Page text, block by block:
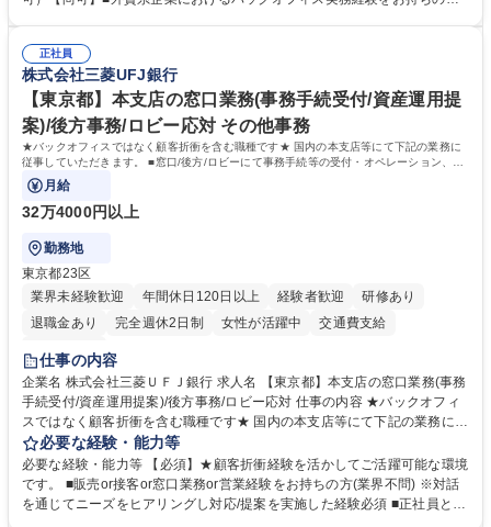
業務をお任せします。残業も基本的には発生せず、ご自身のペースで業務
を進めやすく定着率の高い環境です。 募集職種 東京【経理・総務】週1日
出社程度のリモート中心/残業基本無/独立系ファーム
【働き方について】現在は週4日程度の在宅勤務を実施しており、ワーク
ライフバランスを重視する方に最適な環境です（フルリモートも面接で相
談可）。【求める人物像】幅広いバックオフィス業務に柔軟に対応でき、
社内外と円滑にコミュニケーションを取りながら業務を推進できる方 学
歴・資格 学歴：大学院 大学 高専 短大 専修学校 高校 語学力： 資格：
正社員
株式会社三菱UFJ銀行
【東京都】本支店の窓口業務(事務手続受付/資産運用提
案)/後方事務/ロビー応対 その他事務
★バックオフィスではなく顧客折衝を含む職種です★ 国内の本支店等にて下記の業務に
従事していただきます。 ■窓口/後方/ロビーにて事務手続等の受付・オペレーション、お
客様対応
月給
32万4000円以上
勤務地
東京都23区
業界未経験歓迎
年間休日120日以上 経験者歓迎
研修あり
退職金あり
完全週休2日制 女性が活躍中
交通費支給
土日祝休み
仕事の内容
企業名 株式会社三菱ＵＦＪ銀行 求人名 【東京都】本支店の窓口業務(事務
手続受付/資産運用提案)/後方事務/ロビー応対 仕事の内容 ★バックオフィ
スではなく顧客折衝を含む職種です★ 国内の本支店等にて下記の業務に従
事していただきます。 ■窓口/後方/ロビーにて事務手続等の受付・オペレ
ーション、お客様対応 ■窓口にて、ご来店された個人のお客様に対して金
融商品のご提案 ■効率的な事務運用の検討・構築等 ≪業務紹介：ご応募前
に必ずご覧ください≫ ※記事 https://www.mysite.bk.mufg.jp/career/circle/
必要な経験・能力等
必要な経験・能力等 【必須】★顧客折衝経験を活かしてご活躍可能な環境
です。 ■販売or接客or窓口業務or営業経験をお持ちの方(業界不問) ※対話
を通じてニーズをヒアリングし対応/提案を実施した経験必須 ■正社員とし